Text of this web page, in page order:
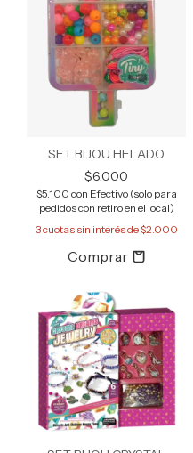
SET BIJOU HELADO
$6.000
$5.100 con Efectivo (solo para
pedidos con retiro en el local)
3cuotas sin interés de$2.000